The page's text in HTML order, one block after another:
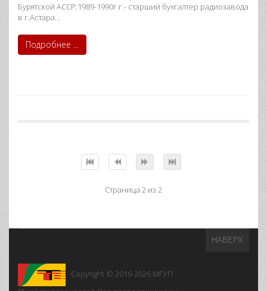
Бурятской АССР;1989-1990г.г.- старший бухгалтер радиозавода
в г.Астара…
Подробнее ...
Страница 2 из 2
НАВЕРХ
Copyright © 2016-2026 МГУП